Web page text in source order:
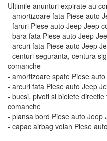
Ultimile anunturi expirate au
- amortizoare fata Piese auto
- faruri Piese auto Jeep Jeep
- bara fata Piese auto Jeep
- arcuri fata Piese auto Jeep
- centuri seguranta, centura
comanche
- amortizoare spate Piese
- arcuri fata Piese auto Jeep
- bucsi, pivoti si bielete
comanche
- plansa bord Piese auto Jeep
- capac airbag volan Piese